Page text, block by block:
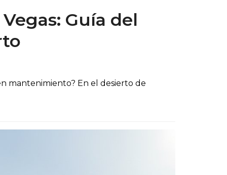
Guía del
mantenimiento? En el desierto de